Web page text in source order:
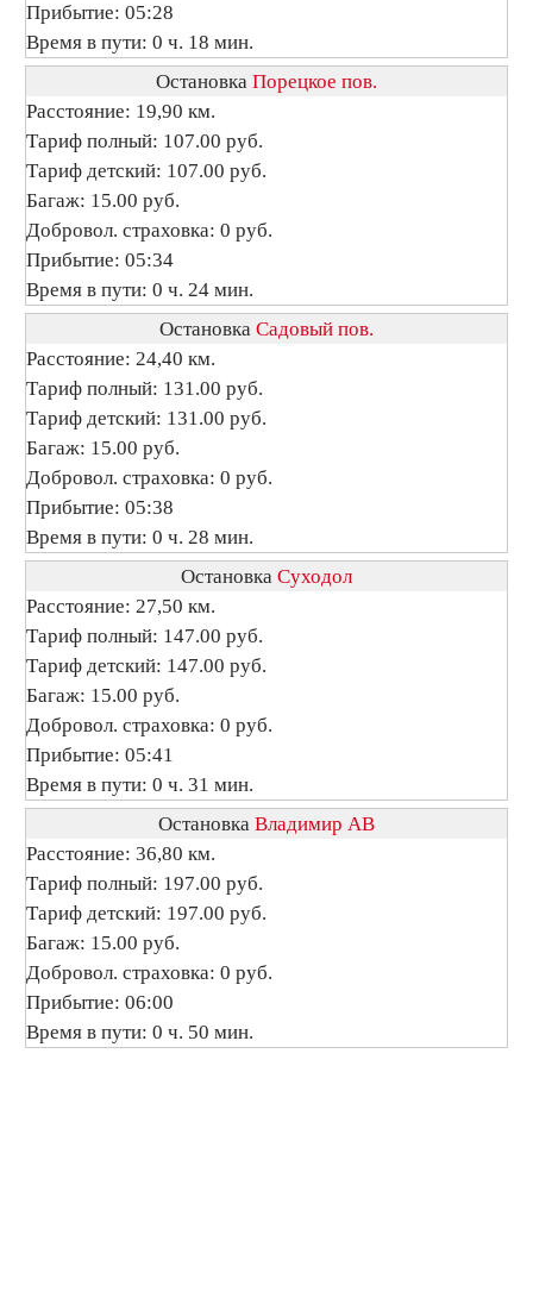
Прибытие: 05:28
Время в пути: 0 ч. 18 мин.
Остановка Порецкое пов.
Расстояние: 19,90 км.
Тариф полный: 107.00 руб.
Тариф детский: 107.00 руб.
Багаж: 15.00 руб.
Добровол. страховка: 0 руб.
Прибытие: 05:34
Время в пути: 0 ч. 24 мин.
Остановка Садовый пов.
Расстояние: 24,40 км.
Тариф полный: 131.00 руб.
Тариф детский: 131.00 руб.
Багаж: 15.00 руб.
Добровол. страховка: 0 руб.
Прибытие: 05:38
Время в пути: 0 ч. 28 мин.
Остановка Суходол
Расстояние: 27,50 км.
Тариф полный: 147.00 руб.
Тариф детский: 147.00 руб.
Багаж: 15.00 руб.
Добровол. страховка: 0 руб.
Прибытие: 05:41
Время в пути: 0 ч. 31 мин.
Остановка Владимир АВ
Расстояние: 36,80 км.
Тариф полный: 197.00 руб.
Тариф детский: 197.00 руб.
Багаж: 15.00 руб.
Добровол. страховка: 0 руб.
Прибытие: 06:00
Время в пути: 0 ч. 50 мин.